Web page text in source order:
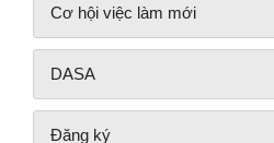
Cơ hội việc làm mới
DASA
Đăng ký